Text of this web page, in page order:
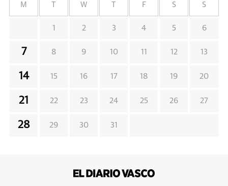
M W F S S
1 2 3 4 5 6
7 8 9 10 11 12 13
14 15 16 17 18 19 20
21 22 23 24 25 26 27
28 29 30 31